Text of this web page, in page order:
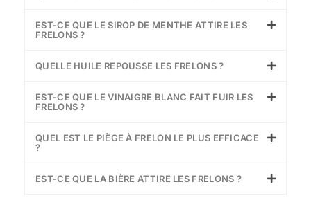
EST-CE QUE LE SIROP DE MENTHE ATTIRE LES
FRELONS ?
QUELLE HUILE REPOUSSE LES FRELONS ?
EST-CE QUE LE VINAIGRE BLANC FAIT FUIR LES
FRELONS ?
QUEL EST LE PIÈGE À FRELON LE PLUS EFFICACE
?
EST-CE QUE LA BIÈRE ATTIRE LES FRELONS ?